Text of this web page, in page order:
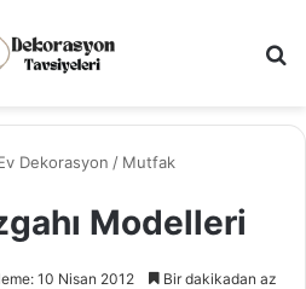
Dekorasyon / Mutfak
Modelleri
10 Nisan 2012 Bir dakikadan az